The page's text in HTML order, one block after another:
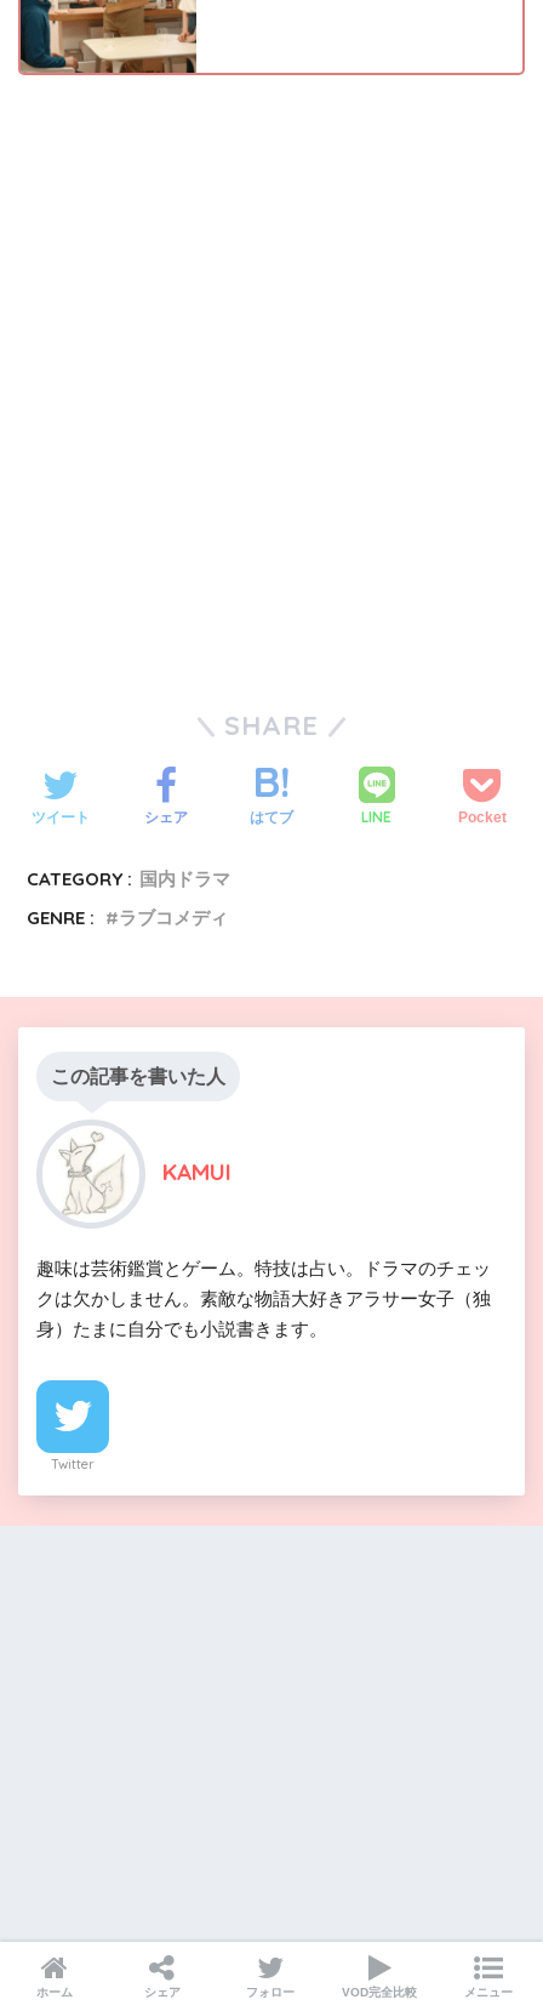
SHARE
ツイート シェア はてブ LINE Pocket
CATEGORY : 国内ドラマ
GENRE :
ラブコメディ
この記事を書いた人
KAMUI
趣味は芸術鑑賞とゲーム。特技は占い。ドラマのチェッ
クは欠かしません。素敵な物語大好きアラサー女子（独
身）たまに自分でも小説書きます。
Twitter
ホーム シェア フォロー VOD完全比較 メニュー